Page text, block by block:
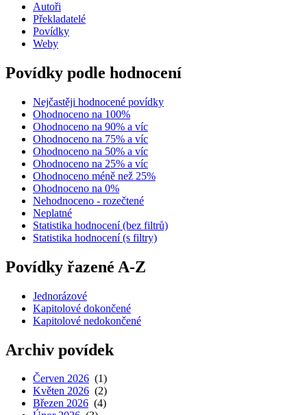
Autoři
Překladatelé
Povídky
Weby
Povídky podle hodnocení
Nejčastěji hodnocené povídky
Ohodnoceno na 100%
Ohodnoceno na 90% a víc
Ohodnoceno na 75% a víc
Ohodnoceno na 50% a víc
Ohodnoceno na 25% a víc
Ohodnoceno méně než 25%
Ohodnoceno na 0%
Nehodnoceno - rozečtené
Neplatné
Statistika hodnocení (bez filtrů)
Statistika hodnocení (s filtry)
Povídky řazené A-Z
Jednorázové
Kapitolové dokončené
Kapitolové nedokončené
Archiv povídek
Červen 2026 (1)
Květen 2026 (2)
Březen 2026 (4)